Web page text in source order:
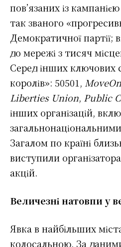
пов’язаних із
так званого
Демократичної партії;
до мережі з тисяч
Серед інших ключових
королів»: 50501, MoveOn
Liberties Union, Public
інших організацій,
Загалом по країні
виступили
акцій.
Величезні натовпи у
Явка в найбільших
колосальною. За даними